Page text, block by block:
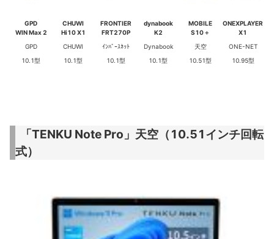
GPD
WIN Max 2
GPD
10.1型
CHUWI
Hi10 X1
CHUWI
10.1型
FRONTIER
FRT270P
ｲﾝﾊﾞｰｽﾈｯﾄ
10.1型
dynabook
K2
Dynabook
10.1型
MOBILE
S10＋
天空
10.51型
ONEXPLAYER
X1
ONE-NET
10.95型
「TENKU Note Pro」天空（10.51インチ回転
式）